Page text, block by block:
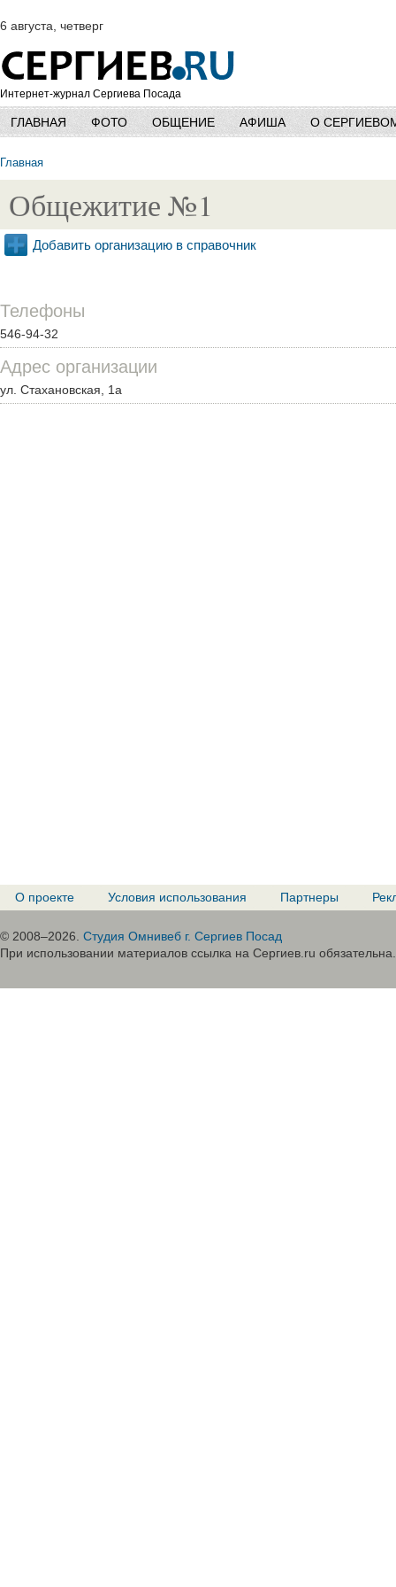
6 августа, четверг
Интернет-журнал Сергиева Посада
ГЛАВНАЯ ФОТО ОБЩЕНИЕ АФИША О
Главная
Общежитие №1
Добавить организацию в справочник
Телефоны
546-94-32
Адрес организации
ул. Стахановская, 1а
О проекте Условия использования Партнеры
© 2008–2026. Студия Омнивеб г. Сергиев Посад
При использовании материалов ссылка на Сергиев.ru обязательна.